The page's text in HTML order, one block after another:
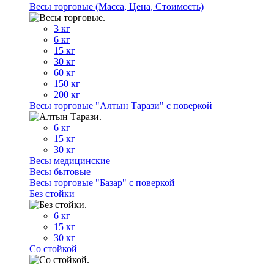
Весы торговые (Масса, Цена, Стоимость)
3 кг
6 кг
15 кг
30 кг
60 кг
150 кг
200 кг
Весы торговые "Алтын Тарази" с поверкой
6 кг
15 кг
30 кг
Весы медицинские
Весы бытовые
Весы торговые "Базар" с поверкой
Без стойки
6 кг
15 кг
30 кг
Со стойкой